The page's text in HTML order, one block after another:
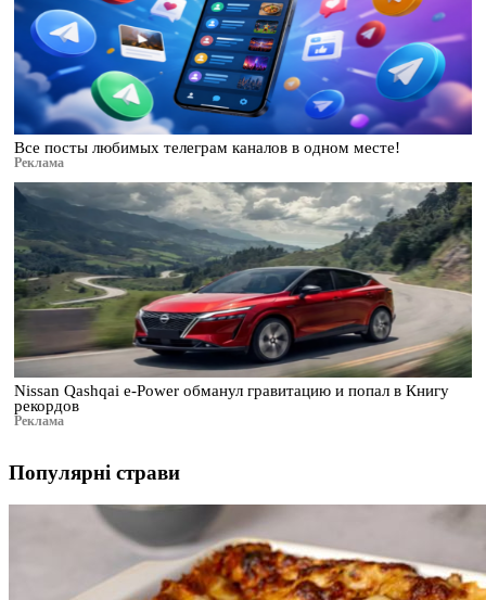
Все посты любимых телеграм каналов в одном месте!
Реклама
Nissan Qashqai e-Power обманул гравитацию и попал в Книгу
рекордов
Реклама
Популярні страви